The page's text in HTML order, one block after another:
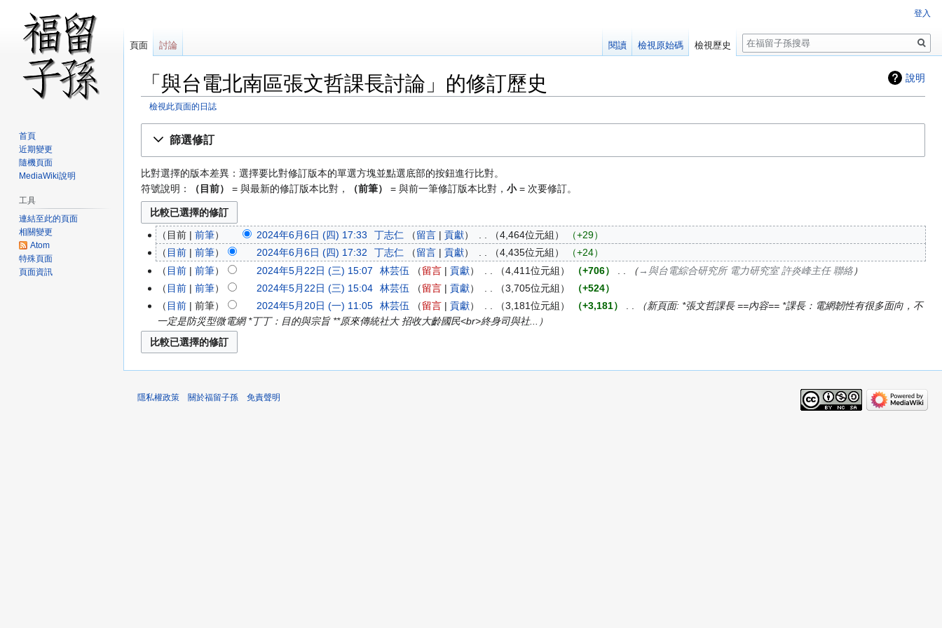
說明
「與台電北南區張文哲課長討論」的修訂歷史
檢視此頁面的日誌
覽
尋
篩選修訂
比對選擇的版本差異：選擇要比對修訂版本的單選方塊並點選底部的按鈕進行比對。
符號說明：
（目前） = 與最新的修訂版本比對， （前筆） = 與前一筆修訂版本比對， 小= 次要修訂。
目前 前筆 2024年6月6日 (四) 17:33 丁志仁 留言 貢獻 4,464位元組
+29
目前
前筆 2024年6月6日 (四) 17:32 丁志仁 留言 貢獻 4,435位元組
+24
目前
前筆 2024年5月22日 (三) 15:07 林芸伍 留言 貢獻 4,411位元組 +706
→‎與台電綜合研究所 電力研究室 許炎峰主任 聯絡
目前
前筆 2024年5月22日 (三) 15:04 林芸伍 留言 貢獻 3,705位元組
+524
目前
前筆 2024年5月20日 (一) 11:05 林芸伍 留言 貢獻 3,181位元組 +3,181
新頁面: *張文哲課長 ==內容== *課長：電網韌性有很多面向，不
一定是防災型微電網 *丁丁：目的與宗旨 **原來傳統社大 招收大齡國民<br>終身司與社...
登入
頁面 討論 閱讀 檢視原始碼 檢視歷史
搜
尋
首頁
近期變更
隨機頁面
MediaWiki說明
工具
連結至此的頁面
相關變更
Atom
特殊頁面
頁面資訊
隱私權政策 關於福留子孫 免責聲明